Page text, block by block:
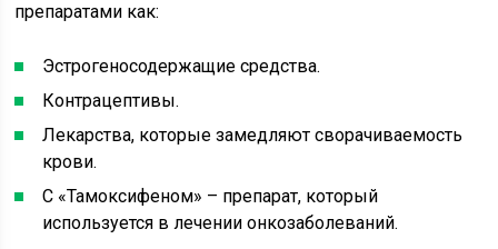
препаратами как:
Эстрогеносодержащие средства.
Контрацептивы.
Лекарства, которые замедляют сворачиваемость
крови.
С «Тамоксифеном» – препарат, который
используется в лечении онкозаболеваний.